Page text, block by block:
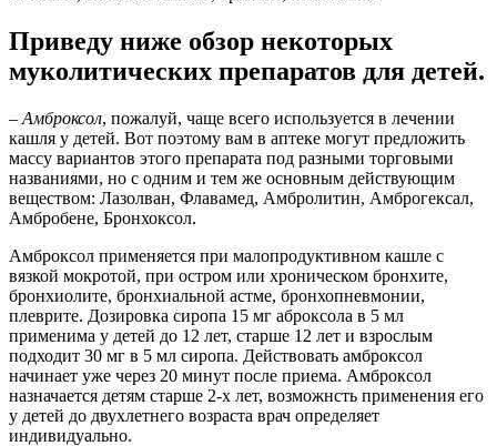
Приведу ниже обзор некоторых
муколитических препаратов для детей.
– Амброксол, пожалуй, чаще всего используется в лечении
кашля у детей. Вот поэтому вам в аптеке могут предложить
массу вариантов этого препарата под разными торговыми
названиями, но с одним и тем же основным действующим
веществом: Лазолван, Флавамед, Амбролитин, Амброгексал,
Амбробене, Бронхоксол.
Амброксол применяется при малопродуктивном кашле с
вязкой мокротой, при остром или хроническом бронхите,
бронхиолите, бронхиальной астме, бронхопневмонии,
плеврите. Дозировка сиропа 15 мг аброксола в 5 мл
применима у детей до 12 лет, старше 12 лет и взрослым
подходит 30 мг в 5 мл сиропа. Действовать амброксол
начинает уже через 20 минут после приема. Амброксол
назначается детям старше 2-х лет, возможнсть применения его
у детей до двухлетнего возраста врач определяет
индивидуально.